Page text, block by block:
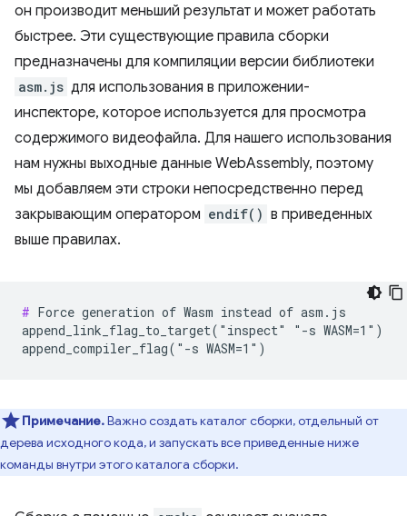
он производит меньший результат и может работать
быстрее. Эти существующие правила сборки
предназначены для компиляции версии библиотеки
asm.js для использования в приложении-
инспекторе, которое используется для просмотра
содержимого видеофайла. Для нашего использования
нам нужны выходные данные WebAssembly, поэтому
мы добавляем эти строки непосредственно перед
закрывающим оператором endif() в приведенных
выше правилах.
# Force generation of Wasm instead of asm.js
append_link_flag_to_target("inspect" "-s WASM=1")
Примечание.Важно создать каталог сборки, отдельный от
дерева исходного кода, и запускать все приведенные ниже
команды внутри этого каталога сборки.